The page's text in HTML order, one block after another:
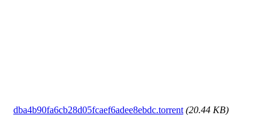
dba4b90fa6cb28d05fcaef6adee8ebdc.torrent (20.44 KB)